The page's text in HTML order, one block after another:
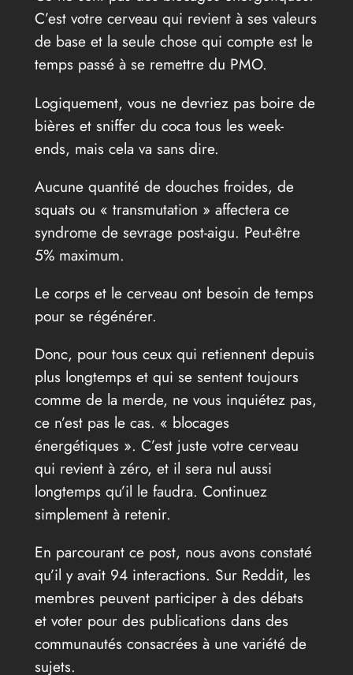
C’est votre cerveau qui revient à ses valeurs
de base et la seule chose qui compte est le
temps passé à se remettre du PMO.
Logiquement, vous ne devriez pas boire de
bières et sniffer du coca tous les week-
ends, mais cela va sans dire.
Aucune quantité de douches froides, de
squats ou « transmutation » affectera ce
syndrome de sevrage post-aigu. Peut-être
5% maximum.
Le corps et le cerveau ont besoin de temps
pour se régénérer.
Donc, pour tous ceux qui retiennent depuis
plus longtemps et qui se sentent toujours
comme de la merde, ne vous inquiétez pas,
ce n’est pas le cas. « blocages
énergétiques ». C’est juste votre cerveau
qui revient à zéro, et il sera nul aussi
longtemps qu’il le faudra. Continuez
simplement à retenir.
En parcourant ce post, nous avons constaté
qu’il y avait 94 interactions. Sur Reddit, les
membres peuvent participer à des débats
et voter pour des publications dans des
communautés consacrées à une variété de
sujets.